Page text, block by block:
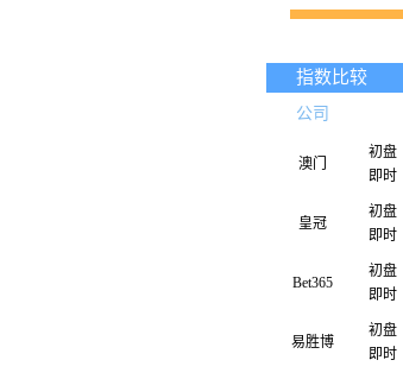
指数比较
公司
澳门
初盘
即时
皇冠
初盘
即时
Bet365
初盘
即时
易胜博
初盘
即时